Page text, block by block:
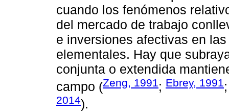
cuando los fenómenos
del mercado de trabajo
e inversiones afectivas en
elementales. Hay que
conjunta o extendida
campo (Zeng, 1991; Ebrey, 1991
2014).